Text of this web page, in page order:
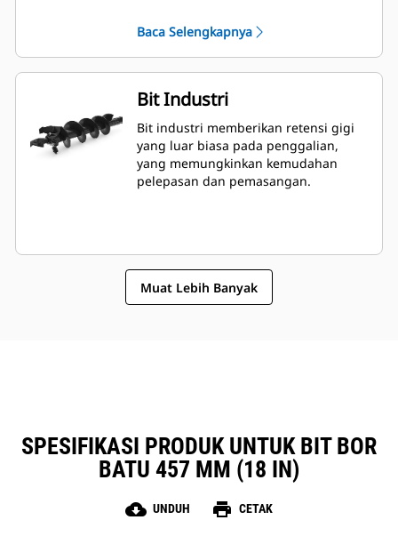
Baca Selengkapnya
Bit Industri
Bit industri memberikan retensi gigi
yang luar biasa pada penggalian,
yang memungkinkan kemudahan
pelepasan dan pemasangan.
Muat Lebih Banyak
SPESIFIKASI PRODUK UNTUK BIT BOR
BATU 457 MM (18 IN)
cloud_download UNDUH print CETAK